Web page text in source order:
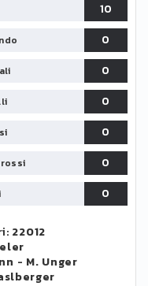
10
0
0
0
0
0
0
22012
- M. Unger